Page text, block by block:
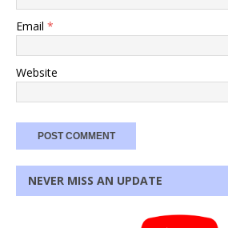
Email *
Website
NEVER MISS AN UPDATE